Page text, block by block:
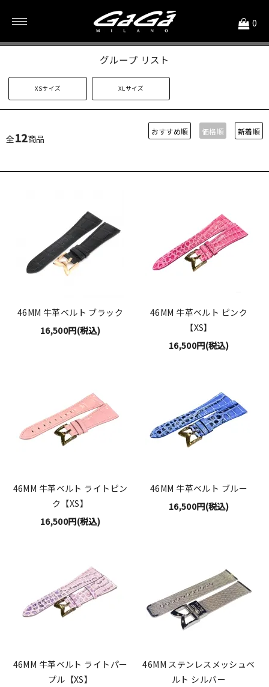
0
46mm用 特殊サイズ
グループ リスト
XSサイズ XLサイズ
全12商品
おすすめ順 価格順 新着順
46MM 牛革ベルト ブラック
16,500円(税込)
46MM 牛革ベルト ピンク
【XS】
16,500円(税込)
46MM 牛革ベルト ライトピン
ク【XS】
16,500円(税込)
46MM 牛革ベルト ブルー
16,500円(税込)
46MM 牛革ベルト ライトパー
プル【XS】
46MM ステンレスメッシュベ
ルト シルバー